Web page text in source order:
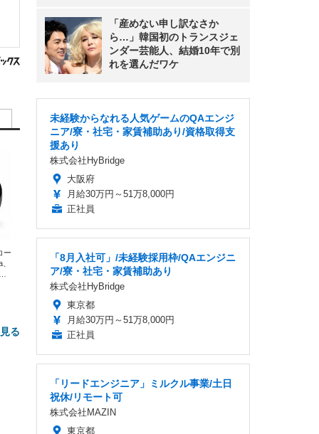
ー
る
「産めない申し訳なさか
ら…」韓国初のトランスジェ
ンダー芸能人、結婚10年で別
れを選んだワケ
未経験からなれる人気ゲームのQAエンジ
ニア/寮・社宅・家賃補助あり/資格取得支
援あり
株式会社HyBridge
大阪府
月給30万円～51万8,000円
正社員
「8月入社可」/未経験採用枠/QAエンジニ
ア/寮・社宅・家賃補助あり
株式会社HyBridge
東京都
月給30万円～51万8,000円
正社員
「リードエンジニア」ミルクル事業/土日
祝休/リモート可
株式会社MAZIN
東京都